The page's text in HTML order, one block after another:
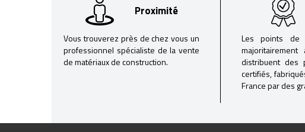
Proximité
Vous trouverez près de chez vous un
professionnel spécialiste de la vente
de matériaux de construction.
Les points de
majoritairement
distribuent des
certifiés,
France par des